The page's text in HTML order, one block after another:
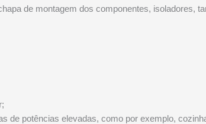
de montagem dos componentes, isoladores,
de potências elevadas, como por exemplo,